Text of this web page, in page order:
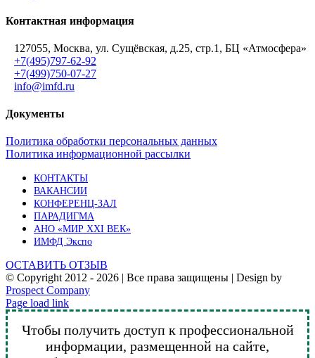
Контактная информация
127055, Москва, ул. Сущёвская, д.25, стр.1, БЦ «Атмосфера»
+7(495)797-62-92
+7(499)750-07-27
info@imfd.ru
Документы
Политика обработки персональных данных
Политика информационной рассылки
КОНТАКТЫ
ВАКАНСИИ
КОНФЕРЕНЦ-ЗАЛ
ПАРАДИГМА
АНО «МИР XXI ВЕК»
ИМФД Экспо
ОСТАВИТЬ ОТЗЫВ
© Copyright 2012 - 2026 | Все права защищены | Design by
Prospect Company
Vk
Telegram
YouTube
Email
Page load link
Чтобы получить доступ к профессиональной
информации, размещенной на сайте,